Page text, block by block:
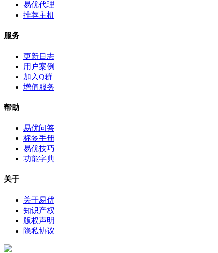
易优代理
推荐主机
服务
更新日志
用户案例
加入Q群
增值服务
帮助
易优问答
标签手册
易优技巧
功能字典
关于
关于易优
知识产权
版权声明
隐私协议